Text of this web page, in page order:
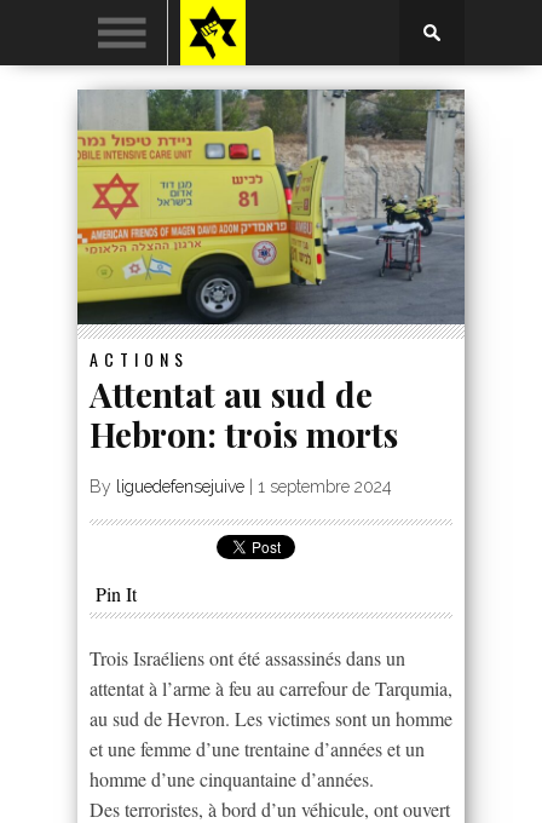
ACTIONS
Attentat au sud de
Hebron: trois morts
By liguedefensejuive 1 septembre 2024
Pin It
Trois Israéliens ont été assassinés dans un
attentat à l’arme à feu au carrefour de Tarqumia,
au sud de Hevron. Les victimes sont un homme
et une femme d’une trentaine d’années et un
homme d’une cinquantaine d’années.
Des terroristes, à bord d’un véhicule, ont ouvert